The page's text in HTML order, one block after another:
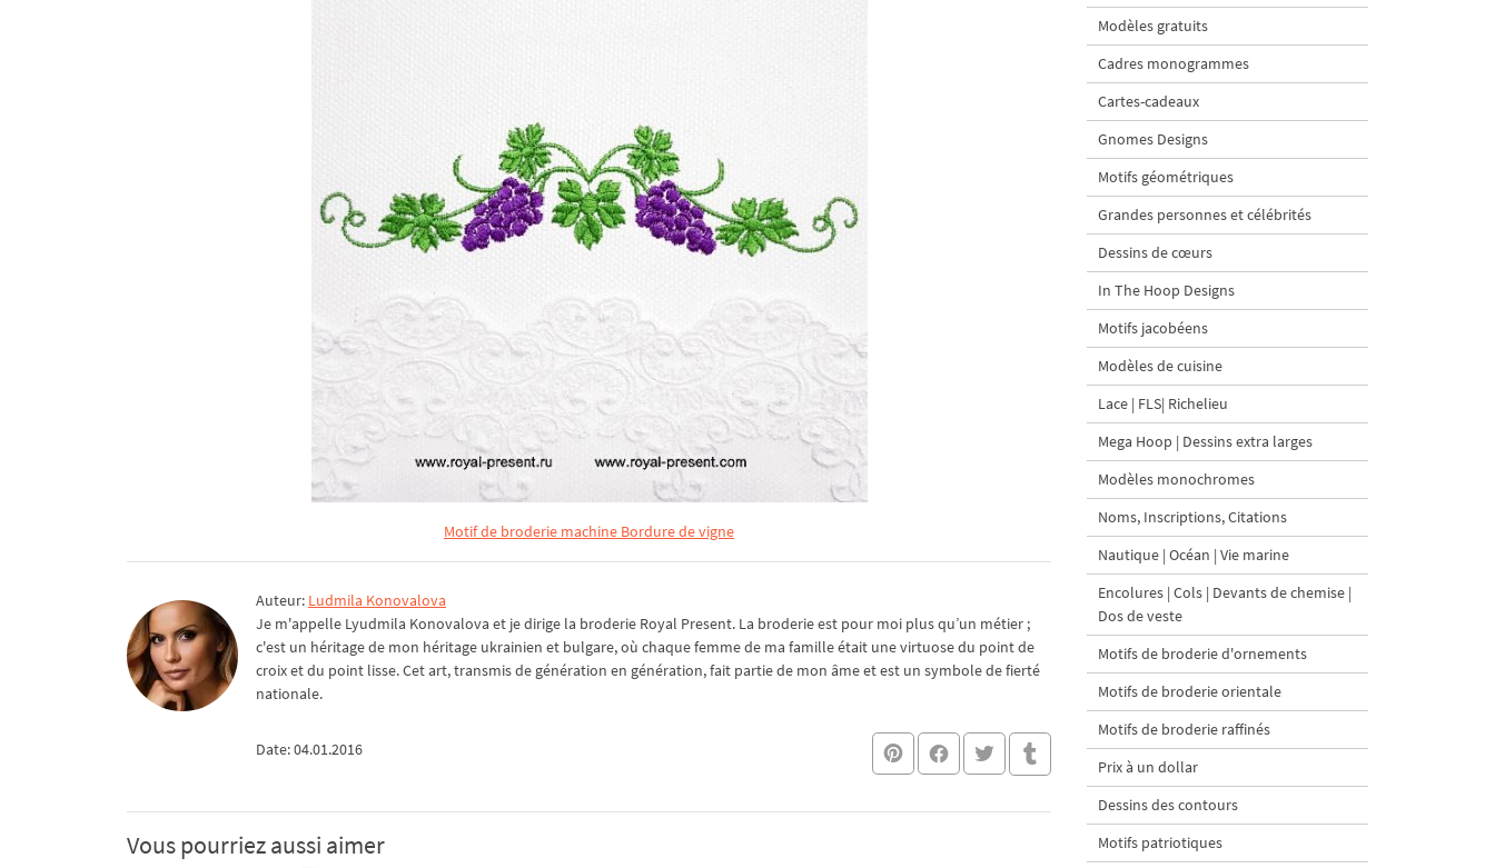
Motif de broderie machine Bordure de vigne
Auteur: Ludmila Konovalova
Je m'appelle Lyudmila Konovalova et je dirige la broderie Royal Present. La broderie est pour moi plus qu’un métier ;
c'est un héritage de mon héritage ukrainien et bulgare, où chaque femme de ma famille était une virtuose du point de
croix et du point lisse. Cet art, transmis de génération en génération, fait partie de mon âme et est un symbole de fierté
nationale.
Date: 04.01.2016
Vous pourriez aussi aimer
Modèles gratuits
Cadres monogrammes
Cartes-cadeaux
Gnomes Designs
Motifs géométriques
Grandes personnes et célébrités
Dessins de cœurs
In The Hoop Designs
Motifs jacobéens
Modèles de cuisine
Lace | FLS| Richelieu
Mega Hoop | Dessins extra larges
Modèles monochromes
Noms, Inscriptions, Citations
Nautique | Océan | Vie marine
Encolures | Cols | Devants de chemise |
Dos de veste
Motifs de broderie d'ornements
Motifs de broderie orientale
Motifs de broderie raffinés
Prix à un dollar
Dessins des contours
Motifs patriotiques